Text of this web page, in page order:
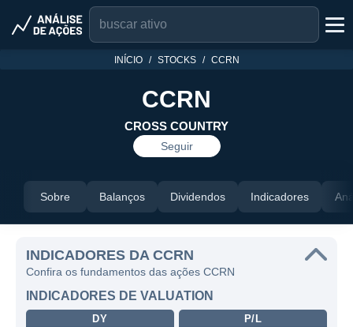
INÍCIO STOCKS CCRN
CCRN
CROSS COUNTRY
Seguir
Sobre Balanços Dividendos Indicadores
INDICADORES DA CCRN
Confira os fundamentos das ações CCRN
INDICADORES DE VALUATION
DY P/L